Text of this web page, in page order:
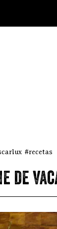
#recetas
de